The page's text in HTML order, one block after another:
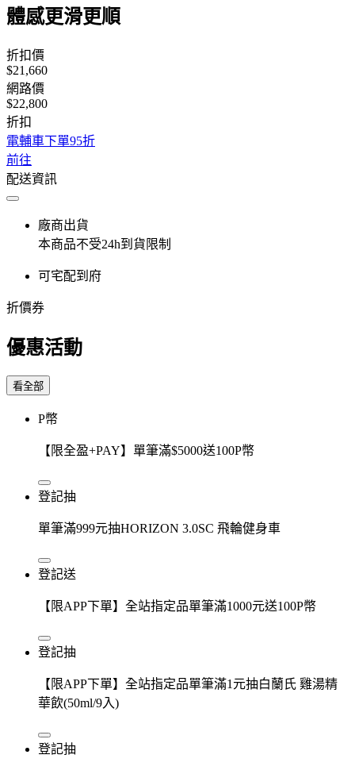
體感更滑更順
折扣價
$21,660
網路價
$22,800
折扣
電輔車下單95折
前往
配送資訊
廠商出貨
本商品不受24h到貨限制
可宅配到府
折價券
優惠活動
看全部
P幣
【限全盈+PAY】單筆滿$5000送100P幣
登記抽
單筆滿999元抽HORIZON 3.0SC 飛輪健身車
登記送
【限APP下單】全站指定品單筆滿1000元送100P幣
登記抽
【限APP下單】全站指定品單筆滿1元抽白蘭氏 雞湯精
華飲(50ml/9入)
登記抽